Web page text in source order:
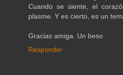
Cuando se siente, el
plasme. Y es cierto, es un
Gracias amiga. Un beso
Responder